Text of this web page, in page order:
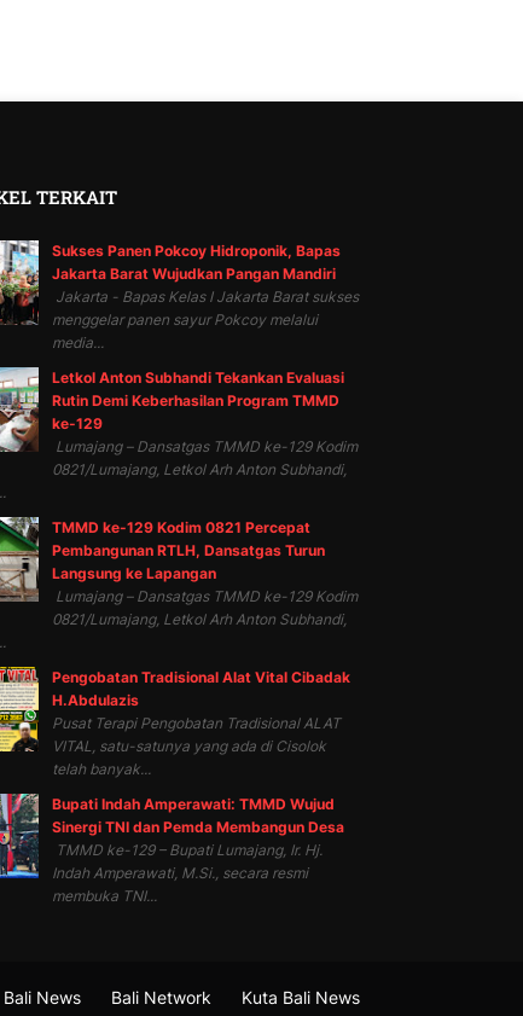
TERKAIT
Sukses Panen Pokcoy Hidroponik, Bapas
Jakarta Barat Wujudkan Pangan Mandiri
Jakarta - Bapas Kelas I Jakarta Barat sukses
menggelar panen sayur Pokcoy melalui
media...
Letkol Anton Subhandi Tekankan Evaluasi
Rutin Demi Keberhasilan Program TMMD
ke-129
Lumajang – Dansatgas TMMD ke-129 Kodim
0821/Lumajang, Letkol Arh Anton Subhandi,
TMMD ke-129 Kodim 0821 Percepat
Pembangunan RTLH, Dansatgas Turun
Langsung ke Lapangan
Lumajang – Dansatgas TMMD ke-129 Kodim
0821/Lumajang, Letkol Arh Anton Subhandi,
Pengobatan Tradisional Alat Vital Cibadak
H.Abdulazis
Pusat Terapi Pengobatan Tradisional ALAT
VITAL, satu-satunya yang ada di Cisolok
telah banyak...
Bupati Indah Amperawati: TMMD Wujud
Sinergi TNI dan Pemda Membangun Desa
TMMD ke-129 – Bupati Lumajang, Ir. Hj.
Indah Amperawati, M.Si., secara resmi
membuka TNI...
Bali News Bali Network Kuta Bali News